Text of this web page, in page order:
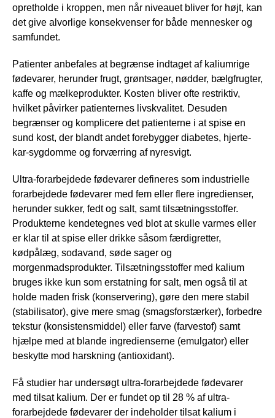
opretholde i kroppen, men når niveauet bliver for højt, kan
det give alvorlige konsekvenser for både mennesker og
samfundet.
Patienter anbefales at begrænse indtaget af kaliumrige
fødevarer, herunder frugt, grøntsager, nødder, bælgfrugter,
kaffe og mælkeprodukter. Kosten bliver ofte restriktiv,
hvilket påvirker patienternes livskvalitet. Desuden
begrænser og komplicere det patienterne i at spise en
sund kost, der blandt andet forebygger diabetes, hjerte-
kar-sygdomme og forværring af nyresvigt.
Ultra-forarbejdede fødevarer defineres som industrielle
forarbejdede fødevarer med fem eller flere ingredienser,
herunder sukker, fedt og salt, samt tilsætningsstoffer.
Produkterne kendetegnes ved blot at skulle varmes eller
er klar til at spise eller drikke såsom færdigretter,
kødpålæg, sodavand, søde sager og
morgenmadsprodukter. Tilsætningsstoffer med kalium
bruges ikke kun som erstatning for salt, men også til at
holde maden frisk (konservering), gøre den mere stabil
(stabilisator), give mere smag (smagsforstærker), forbedre
tekstur (konsistensmiddel) eller farve (farvestof) samt
hjælpe med at blande ingredienserne (emulgator) eller
beskytte mod harskning (antioxidant).
Få studier har undersøgt ultra-forarbejdede fødevarer
med tilsat kalium. Der er fundet op til 28 % af ultra-
forarbejdede fødevarer der indeholder tilsat kalium i